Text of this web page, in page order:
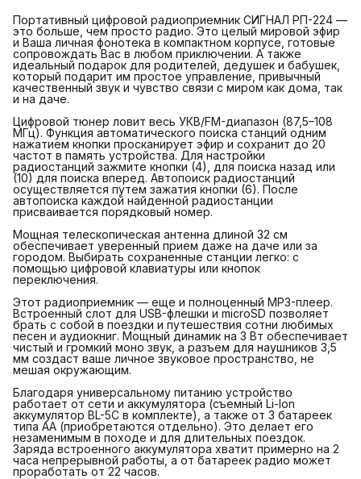
Портативный цифровой радиоприемник СИГНАЛ РП-224 —
это больше, чем просто радио. Это целый мировой эфир
и Ваша личная фонотека в компактном корпусе, готовые
сопровождать Вас в любом приключении. А также
идеальный подарок для родителей, дедушек и бабушек,
который подарит им простое управление, привычный
качественный звук и чувство связи с миром как дома, так
и на даче.
Цифровой тюнер ловит весь УКВ/FM-диапазон (87,5–108
МГц). Функция автоматического поиска станций одним
нажатием кнопки просканирует эфир и сохранит до 20
частот в память устройства. Для настройки
радиостанций зажмите кнопки (4), для поиска назад или
(10) для поиска вперед. Автопоиск радиостанций
осуществляется путем зажатия кнопки (6). После
автопоиска каждой найденной радиостанции
присваивается порядковый номер.
Мощная телескопическая антенна длиной 32 см
обеспечивает уверенный прием даже на даче или за
городом. Выбирать сохраненные станции легко: с
помощью цифровой клавиатуры или кнопок
переключения.
Этот радиоприемник — еще и полноценный MP3-плеер.
Встроенный слот для USB-флешки и microSD позволяет
брать с собой в поездки и путешествия сотни любимых
песен и аудиокниг. Мощный динамик на 3 Вт обеспечивает
чистый и громкий моно звук, а разъем для наушников 3,5
мм создаст ваше личное звуковое пространство, не
мешая окружающим.
Благодаря универсальному питанию устройство
работает от сети и аккумулятора (съемный Li-Ion
аккумулятор BL-5C в комплекте), а также от 3 батареек
типа АА (приобретаются отдельно). Это делает его
незаменимым в походе и для длительных поездок.
Заряда встроенного аккумулятора хватит примерно на 2
часа непрерывной работы, а от батареек радио может
проработать от 22 часов.